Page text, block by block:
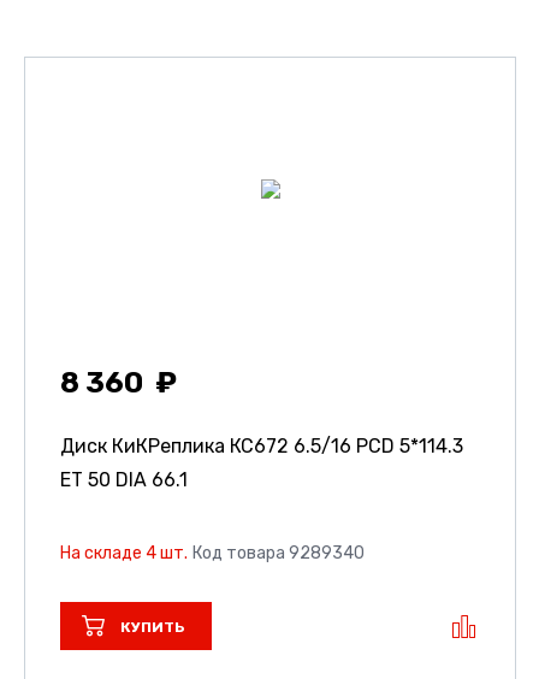
8 360
Диск КиКРеплика КС672 6.5/16 PCD 5*114.3
ET 50 DIA 66.1
На складе 4 шт. Код товара 9289340
КУПИТЬ